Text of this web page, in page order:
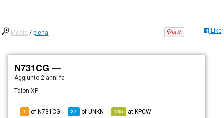
Media /piena Like
N731CG —
Aggiunto 2 anni fa
Talon XP
1 of N731CG 27 ofUNKN 185 atKPCW